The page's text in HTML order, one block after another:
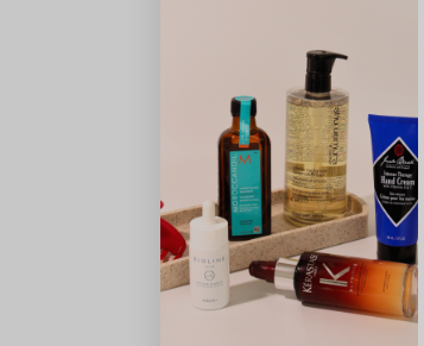
Soins du visage
Maquillage
Bain et Corps
Bijoux